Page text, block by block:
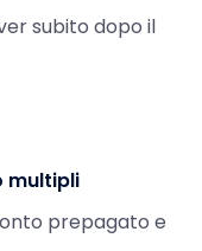
subito dopo il
multipli
prepagato e